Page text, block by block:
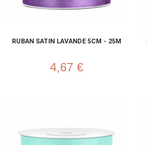
RUBAN SATIN LAVANDE 5CM - 25M
4,67 €